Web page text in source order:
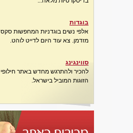
בוגדות
אלפי נשים בוגדניות המחפשות סקס
מזדמן. צא עוד היום לדייט לוהט.
סווינגינג
להכיר ולהתרגש מחדש באתר חילופי
הזוגות המוביל בישראל.